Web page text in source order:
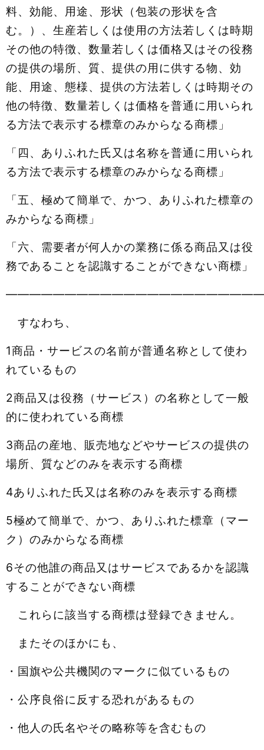
料、効能、用途、形状（包装の形状を含
む。）、生産若しくは使用の方法若しくは時期
その他の特徴、数量若しくは価格又はその役務
の提供の場所、質、提供の用に供する物、効
能、用途、態様、提供の方法若しくは時期その
他の特徴、数量若しくは価格を普通に用いられ
る方法で表示する標章のみからなる商標」
「四、ありふれた氏又は名称を普通に用いられ
る方法で表示する標章のみからなる商標」
「五、極めて簡単で、かつ、ありふれた標章の
みからなる商標」
「六、需要者が何人かの業務に係る商品又は役
務であることを認識することができない商標」
すなわち、
1商品・サービスの名前が普通名称として使わ
れているもの
2商品又は役務（サービス）の名称として一般
的に使われている商標
3商品の産地、販売地などやサービスの提供の
場所、質などのみを表示する商標
4ありふれた氏又は名称のみを表示する商標
5極めて簡単で、かつ、ありふれた標章（マー
ク）のみからなる商標
6その他誰の商品又はサービスであるかを認識
することができない商標
これらに該当する商標は登録できません。
またそのほかにも、
・国旗や公共機関のマークに似ているもの
・公序良俗に反する恐れがあるもの
・他人の氏名やその略称等を含むもの